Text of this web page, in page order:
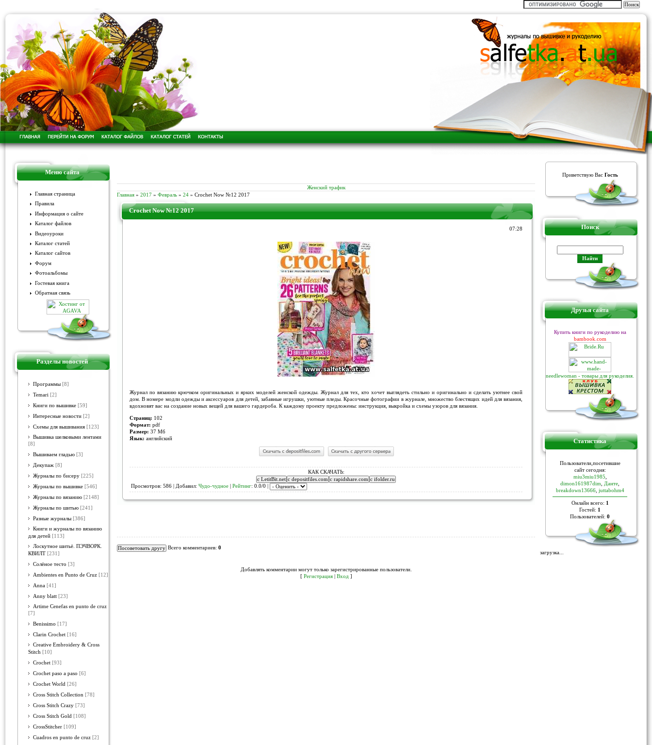
Меню сайта
Главная страница
Правила
Информация о сайте
Каталог файлов
Видеоуроки
Каталог статей
Каталог сайтов
Форум
Фотоальбомы
Гостевая книга
Обратная связь
Разделы новостей
Программы [8]
Temari [2]
Книги по вышивке [59]
Интересные новости [2]
Схемы для вышивания [123]
Вышивка шелковыми лентами
[8]
Вышиваем гладью [3]
Декупаж [8]
Журналы по бисеру [225]
Журналы по вышивке [546]
Журналы по вязанию [2148]
Журналы по шитью [241]
Разные журналы [386]
Книги и журналы по вязанию
для детей [113]
Лоскутное шитьё. ПЭЧВОРК.
КВИЛТ [231]
Солёное тесто [3]
Ambientes en Punto de Cruz [12]
Anna [41]
Anny blatt [23]
Artime Cenefas en punto de cruz
[7]
Benissimo [17]
Clarin Crochet [16]
Creative Embroidery & Cross
Stitch [10]
Crochet [93]
Crochet paso a paso [6]
Crochet World [26]
Cross Stitch Collection [78]
Cross Stitch Crazy [73]
Cross Stitch Gold [108]
CrossStitcher [109]
Cuadros en punto de cruz [2]
Женский трафик
Главная » 2017 » Февраль » 24 » Crochet Now №12 2017
Crochet Now №12 2017
07:28
Журнал по вязанию крючком оригинальных и ярких моделей женской одежды. Журнал для тех, кто хочет выглядеть стильно и оригинально и сделать уютнее свой
дом. В номере модли одежды и аксессуаров для детей, забавные игрушки, уютные пледы. Красочные фотографии в журнале, множество блестящих идей для вязания,
вдохновят вас на создание новых вещей для вашего гардероба. К каждому проекту предложены: инструкция, выкройка и схемы узоров для вязания.
Страниц: 102
Формат: pdf
Размер: 37 Мб
Язык: английский
КАК СКАЧАТЬ:
Просмотров: 586 | Добавил: Чудо-чудное Рейтинг: 0.0/0 |
Всего комментариев: 0
Добавлять комментарии могут только зарегистрированные пользователи.
[ Регистрация| Вход ]
Приветствую Вас Гость
Поиск
Друзья сайта
Купить книги по рукоделию на
bambook.com
needlewoman - товары для рукоделия.
Статистика
Пoльзoвaтели,пoceтившие
caйт ceгoдня:
miu3miu1985
dimon161987dim
Данте
breakdown13666, juttabohm4
Онлайн всего: 1
Гостей: 1
Пользователей: 0
загрузка...